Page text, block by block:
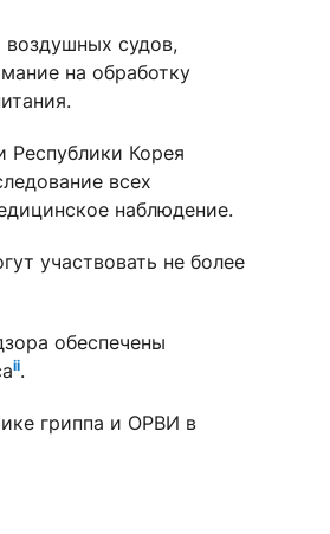
судов,
на обработку
Корея
всех
наблюдение.
участвовать не более
обеспечены
ii.
гриппа и ОРВИ в